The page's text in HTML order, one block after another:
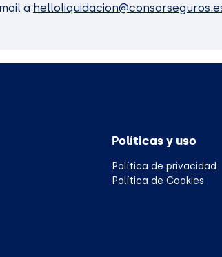
a
Políticas y uso
Política de privacidad
Política de Cookies